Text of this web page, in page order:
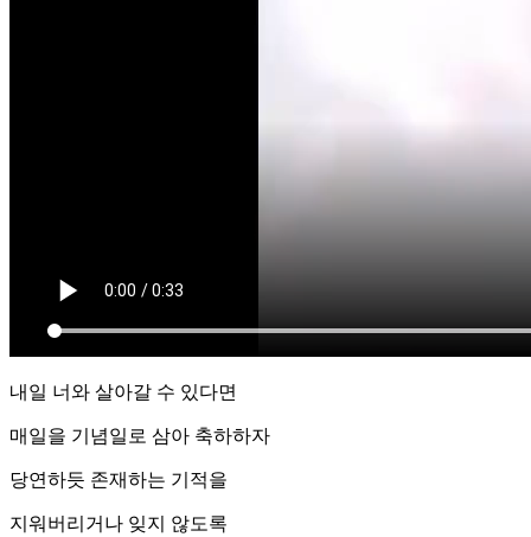
내일 너와 살아갈 수 있다면
매일을 기념일로 삼아 축하하자
당연하듯 존재하는 기적을
지워버리거나 잊지 않도록